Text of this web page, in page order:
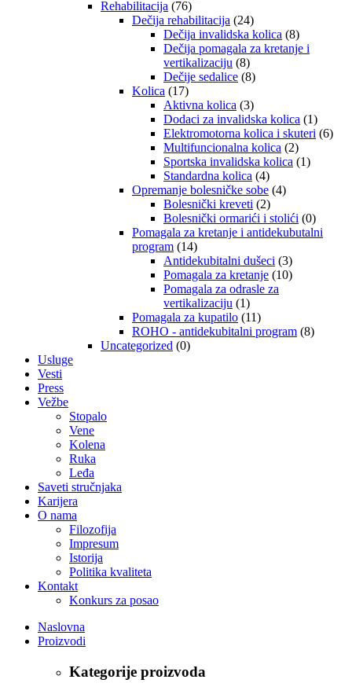
Rehabilitacija (76)
Dečija rehabilitacija (24)
Dečija invalidska kolica (8)
Dečija pomagala za kretanje i
vertikalizaciju (8)
Dečije sedalice (8)
Kolica (17)
Aktivna kolica (3)
Dodaci za invalidska kolica (1)
Elektromotorna kolica i skuteri (6)
Multifuncionalna kolica (2)
Sportska invalidska kolica (1)
Standardna kolica (4)
Opremanje bolesničke sobe (4)
Bolesnički kreveti (2)
Bolesnički ormarići i stolići (0)
Pomagala za kretanje i antidekubutalni
program (14)
Antidekubitalni dušeci (3)
Pomagala za kretanje (10)
Pomagala za odrasle za
vertikalizaciju (1)
Pomagala za kupatilo (11)
ROHO - antidekubitalni program (8)
Uncategorized (0)
Usluge
Vesti
Press
Vežbe
Stopalo
Vene
Kolena
Ruka
Leđa
Saveti stručnjaka
Karijera
O nama
Filozofija
Impresum
Istorija
Politika kvaliteta
Kontakt
Konkurs za posao
Naslovna
Proizvodi
Kategorije proizvoda